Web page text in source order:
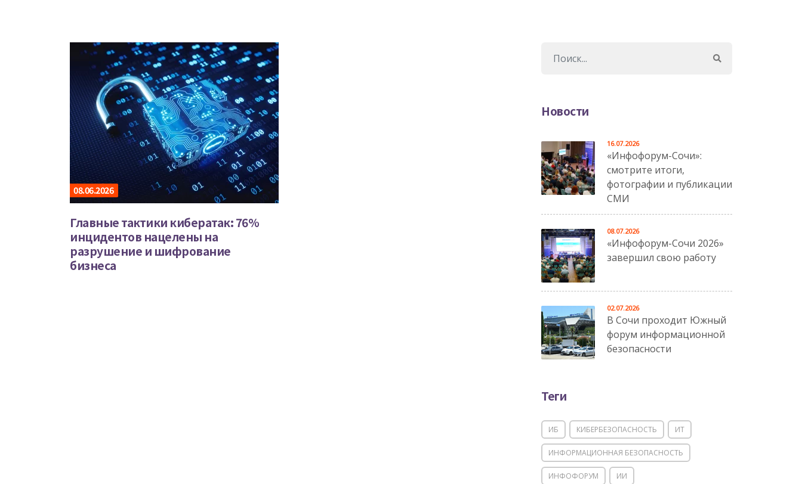
08.06.2026
Главные тактики кибератак: 76%
инцидентов нацелены на
разрушение и шифрование
бизнеса
Новости
«Инфофорум-Сочи»:
смотрите итоги,
фотографии и публикации
СМИ
16.07.2026
«Инфофорум-Сочи 2026»
завершил свою работу
08.07.2026
В Сочи проходит Южный
форум информационной
безопасности
02.07.2026
Теги
ИБ КИБЕРБЕЗОПАСНОСТЬ ИТ
ИНФОРМАЦИОННАЯ БЕЗОПАСНОСТЬ
ИНФОФОРУМ ИИ